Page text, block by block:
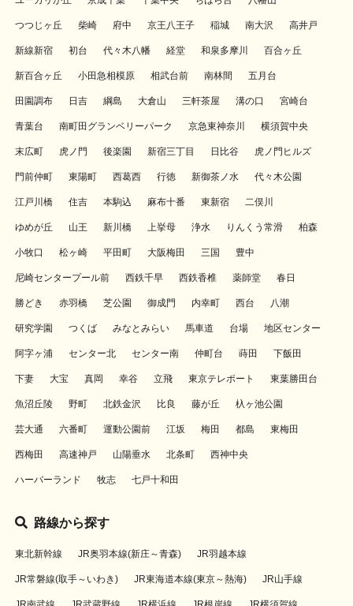
つつじヶ丘 柴崎 府中 京王八王子 稲城 南大沢 高井戸
新線新宿 初台 代々木八幡 経堂 和泉多摩川 百合ヶ丘
新百合ヶ丘 小田急相模原 相武台前 南林間 五月台
田園調布 日吉 綱島 大倉山 三軒茶屋 溝の口 宮崎台
青葉台 南町田グランベリーパーク 京急東神奈川 横須賀中央
末広町 虎ノ門 後楽園 新宿三丁目 日比谷 虎ノ門ヒルズ
門前仲町 東陽町 西葛西 行徳 新御茶ノ水 代々木公園
江戸川橋 住吉 本駒込 麻布十番 東新宿 二俣川
ゆめが丘 山王 新川橋 上挙母 浄水 りんくう常滑 柏森
小牧口 松ヶ崎 平田町 大阪梅田 三国 豊中
尼崎センタープール前 西鉄千早 西鉄香椎 薬師堂 春日
勝どき 赤羽橋 芝公園 御成門 内幸町 西台 八潮
研究学園 つくば みなとみらい 馬車道 台場 地区センター
阿字ヶ浦 センター北 センター南 仲町台 蒔田 下飯田
下妻 大宝 真岡 幸谷 立飛 東京テレポート 東葉勝田台
魚沼丘陵 野町 北鉄金沢 比良 藤が丘 杁ヶ池公園
芸大通 六番町 運動公園前 江坂 梅田 都島 東梅田
西梅田 高速神戸 山陽垂水 北条町 西神中央
ハーバーランド 牧志 七戸十和田
路線から探す
東北新幹線 JR奥羽本線(新庄～青森) JR羽越本線
JR常磐線(取手～いわき) JR東海道本線(東京～熱海) JR山手線